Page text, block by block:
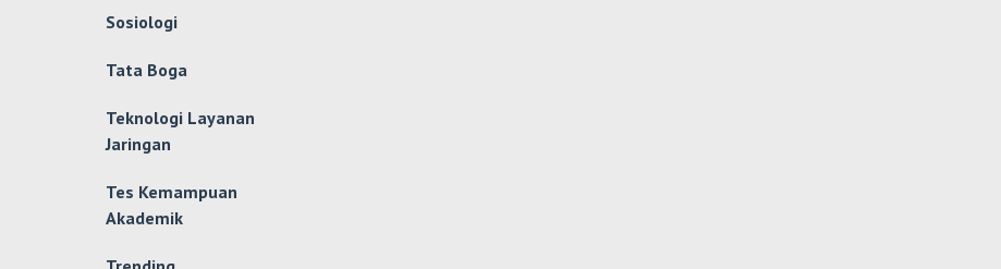
Sosiologi
Tata Boga
Teknologi Layanan
Jaringan
Tes Kemampuan
Akademik